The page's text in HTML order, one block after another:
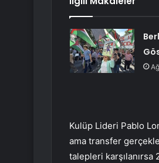
Kulüp Lideri Pablo
ama transfer
talepleri karşılanırsa